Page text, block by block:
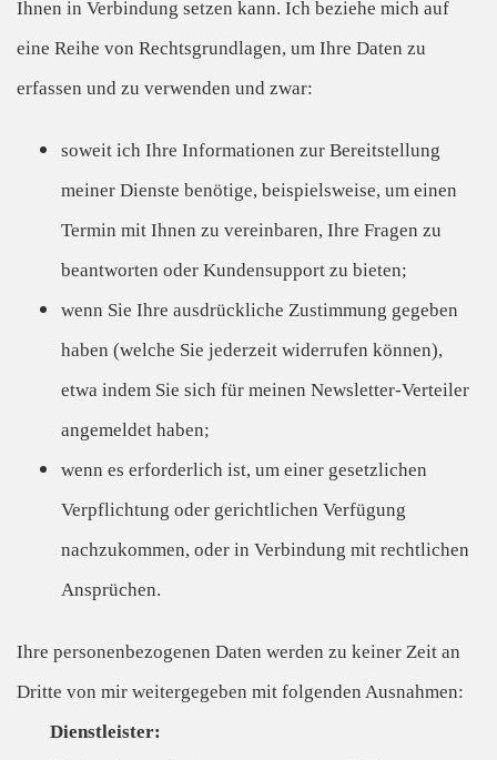
Ihnen in Verbindung setzen kann. Ich beziehe mich auf
eine Reihe von Rechtsgrundlagen, um Ihre Daten zu
erfassen und zu verwenden und zwar:
soweit ich Ihre Informationen zur Bereitstellung
meiner Dienste benötige, beispielsweise, um einen
Termin mit Ihnen zu vereinbaren, Ihre Fragen zu
beantworten oder Kundensupport zu bieten;
wenn Sie Ihre ausdrückliche Zustimmung gegeben
haben (welche Sie jederzeit widerrufen können),
etwa indem Sie sich für meinen Newsletter-Verteiler
angemeldet haben;
wenn es erforderlich ist, um einer gesetzlichen
Verpflichtung oder gerichtlichen Verfügung
nachzukommen, oder in Verbindung mit rechtlichen
Ansprüchen.
Ihre personenbezogenen Daten werden zu keiner Zeit an
Dritte von mir weitergegeben mit folgenden Ausnahmen:
Dienstleister: